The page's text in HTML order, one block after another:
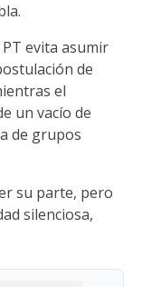
evita asumir
de
el
un vacío de
de grupos
su parte, pero
silenciosa,